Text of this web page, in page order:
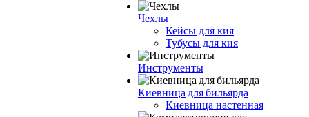
Чехлы
Кейсы для кия
Тубусы для кия
Инструменты
Киевница для бильярда
Киевница настенная